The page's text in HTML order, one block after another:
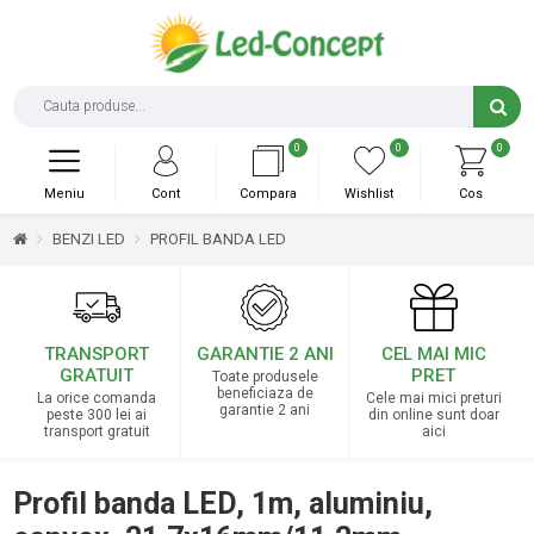
0
Cos
0
Wishlist
0
Compara
Cont
Meniu
BENZI LED PROFIL BANDA LED
TRANSPORT
GRATUIT
La orice comanda
peste 300 lei ai
transport gratuit
GARANTIE 2 ANI
Toate produsele
beneficiaza de
garantie 2 ani
CEL MAI MIC
PRET
Cele mai mici preturi
din online sunt doar
aici
Profil banda LED, 1m, aluminiu,